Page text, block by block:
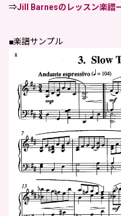
⇒Jill Barnesのレッスン楽譜
■楽譜サンプル